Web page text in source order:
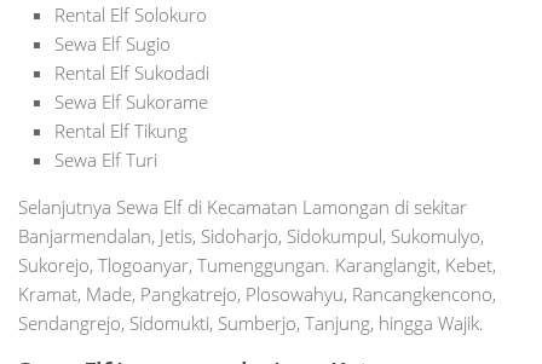
Rental Elf Solokuro
Sewa Elf Sugio
Rental Elf Sukodadi
Sewa Elf Sukorame
Rental Elf Tikung
Sewa Elf Turi
Selanjutnya Sewa Elf di Kecamatan Lamongan di sekitar
Banjarmendalan, Jetis, Sidoharjo, Sidokumpul, Sukomulyo,
Sukorejo, Tlogoanyar, Tumenggungan. Karanglangit, Kebet,
Kramat, Made, Pangkatrejo, Plosowahyu, Rancangkencono,
Sendangrejo, Sidomukti, Sumberjo, Tanjung, hingga Wajik.